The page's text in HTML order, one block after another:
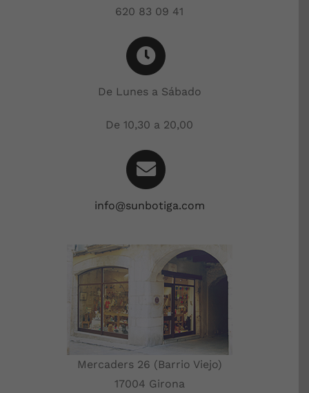
620 83 09 41
De Lunes a Sábado
De 10,30 a 20,00
info@sunbotiga.com
Mercaders 26 (Barrio Viejo)
17004 Girona